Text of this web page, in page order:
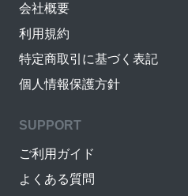
会社概要
利用規約
特定商取引に基づく表記
個人情報保護方針
SUPPORT
ご利用ガイド
よくある質問